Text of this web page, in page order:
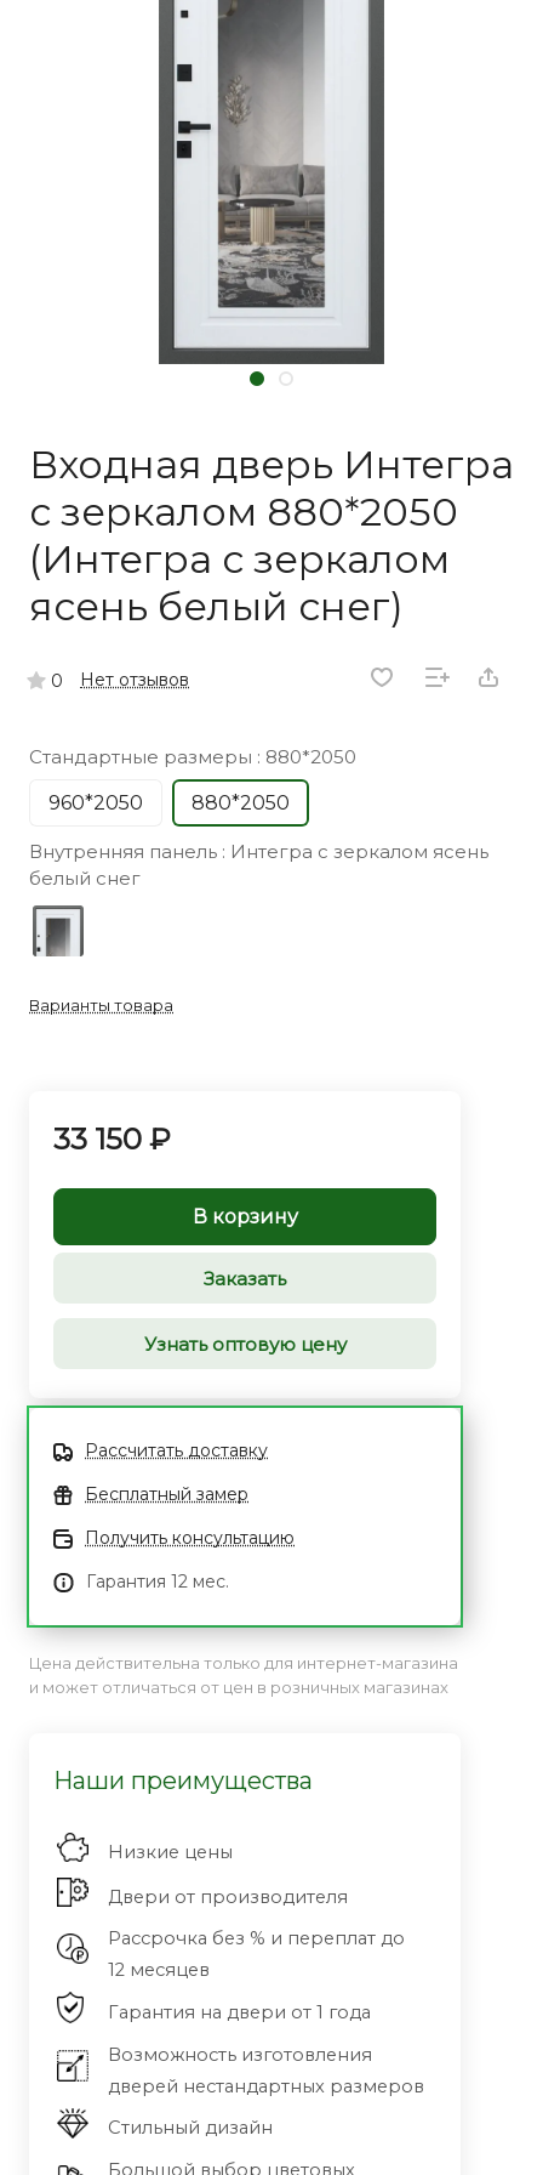
Входная дверь Интегра
с зеркалом 880*2050
(Интегра с зеркалом
ясень белый снег)
0 Нет отзывов
Стандартные размеры : 880*2050
960*2050
880*2050
Внутренняя панель : Интегра с зеркалом ясень
белый снег
Варианты товара
33 150 ₽
В корзину
Заказать
Узнать оптовую цену
Рассчитать доставку
Бесплатный замер
Получить консультацию
Гарантия 12 мес.
Цена действительна только для интернет-магазина
и может отличаться от цен в розничных магазинах
Наши преимущества
Низкие цены
Двери от производителя
Рассрочка без % и переплат до
12 месяцев
Гарантия на двери от 1 года
Возможность изготовления
дверей нестандартных размеров
Стильный дизайн
Большой выбор цветовых